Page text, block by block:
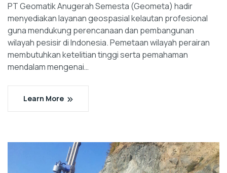
PT Geomatik Anugerah Semesta (Geometa) hadir
menyediakan layanan geospasial kelautan profesional
guna mendukung perencanaan dan pembangunan
wilayah pesisir di Indonesia. Pemetaan wilayah perairan
membutuhkan ketelitian tinggi serta pemahaman
mendalam mengenai…
Learn More